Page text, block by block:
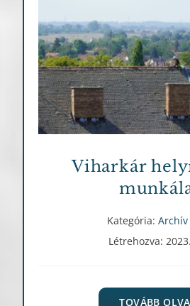
Archív
Viharkár
Kategória:Archív
Létrehozva:
TOVÁBB